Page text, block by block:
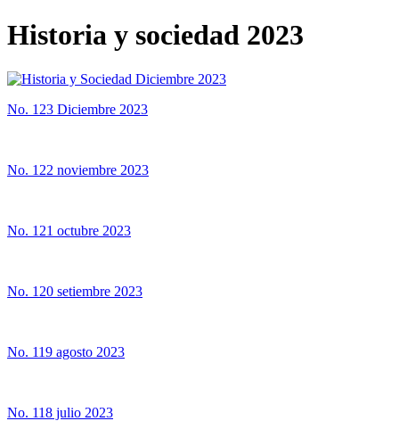
Historia y sociedad 2023
No. 123 Diciembre 2023
No. 122 noviembre 2023
No. 121 octubre 2023
No. 120 setiembre 2023
No. 119 agosto 2023
No. 118 julio 2023